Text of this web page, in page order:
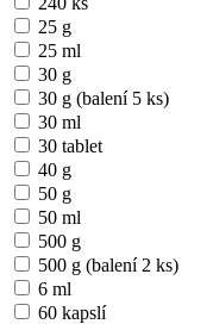
25 g
25 ml
30 g
30 g (balení 5 ks)
30 ml
30 tablet
40 g
50 g
50 ml
500 g
500 g (balení 2 ks)
6 ml
60 kapslí